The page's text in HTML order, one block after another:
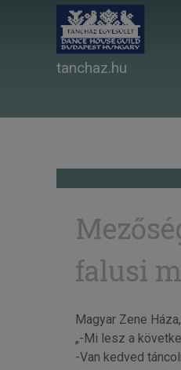
tanchaz.hu
falusi
Magyar Zene Háza,
„-Mi lesz a
-Van kedved